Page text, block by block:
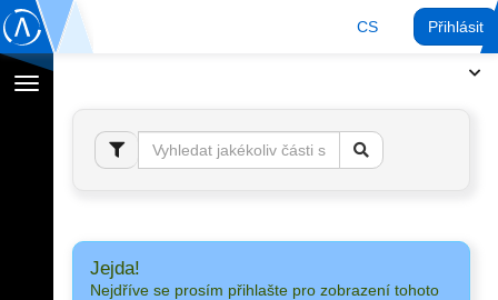
CS Přihlásit
Přepnout
navigaci
Jejda!
Nejdříve se prosím přihlašte pro zobrazení tohoto